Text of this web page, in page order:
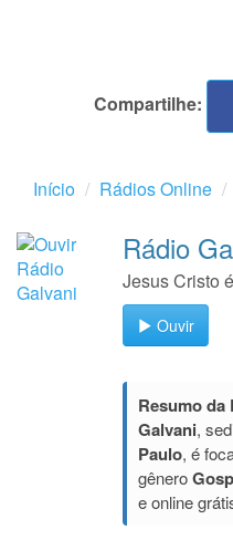
Compartilhe:
Início Rádios Online
Rádio
Jesus Cristo
Ouvir
Resumo da
Galvani,
Paulo, é
gênero
e online